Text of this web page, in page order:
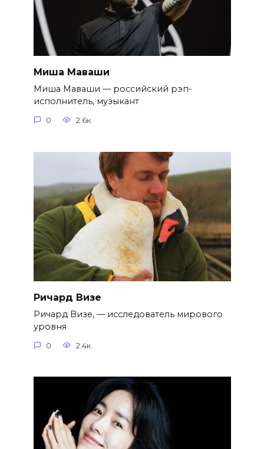
Миша Маваши
Миша Маваши — российский рэп-
исполнитель, музыкант
0 2.6к.
Ричард Визе
Ричард Визе, — исследователь мирового
уровня
0 2.4к.